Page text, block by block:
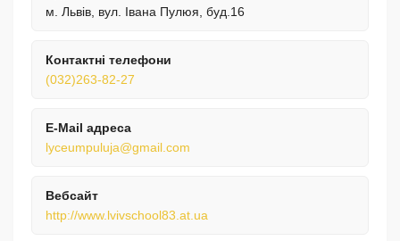
м. Львів, вул. Івана Пулюя, буд.16
Контактні телефони
(032)263-82-27
E-Mail адреса
lyceumpuluja@gmail.com
Вебсайт
http://www.lvivschool83.at.ua